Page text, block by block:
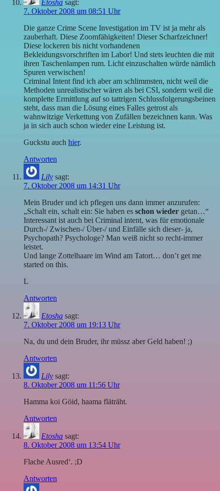
Etosha sagt:
7. Oktober 2008 um 08:51 Uhr
Die ganze Crime Scene Investigation im TV ist ja mehr als
zauberhaft. Diese Zoomfähigkeiten! Dieser Scharfzeichner!
Diese lockeren bis nicht vorhandenen
Bekleidungsvorschriften im Labor! Und stets leuchten die mit
ihren Taschenlampen rum. Licht einzuschalten würde nämlich
Spuren verwischen!
Criminal Intent find ich aber am schlimmsten, nicht weil die
Methoden unrealistischer wären als bei CSI, sondern weil die
komplette Ermittlung auf so tattrigen Schlussfolgerungsbeinen
steht, dass man die Lösung eines Falles getrost als
wahnwitzige Verkettung von Zufällen bezeichnen kann. Was
ja in sich auch schon wieder eine Leistung ist.
Guckstu auch hier.
Antworten
Lily sagt:
7. Oktober 2008 um 14:31 Uhr
Mein Bruder und ich pflegen uns dann immer anzurufen:
„Schalt ein, schalt ein: Sie haben es schon wieder getan…“
Interessant ist auch bei Criminal intent, was für emotionale
Durch-/ Zwischen-/ Über-/ und Einfälle sich dieser- ja,
Psychopath? Psychologe? Man weiß nicht so recht-immer
leistet.
Und lange Zottelhaare im Wind am Tatort… don’t get me
started on this.
L
Antworten
Etosha sagt:
7. Oktober 2008 um 19:13 Uhr
Na, du und dein Bruder, ihr müssz aber Geld haben! ;)
Antworten
Lily sagt:
8. Oktober 2008 um 11:56 Uhr
Hamma koi Göid, haama fläträht.
Antworten
Etosha sagt:
8. Oktober 2008 um 13:54 Uhr
Flache Ausred‘. ;D
Antworten